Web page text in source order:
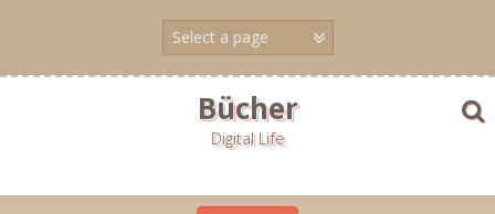
Bücher
Digital Life